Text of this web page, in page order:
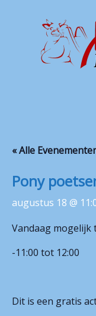
Feest
Stichting
« Alle
Pony
augustus 18 @
Vandaag mogelijk
-11:00 tot 12:00
Dit is een gratis